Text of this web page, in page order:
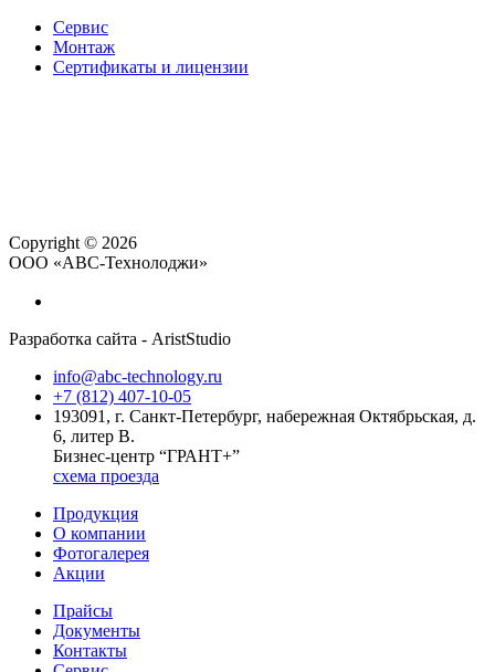
Сервис
Монтаж
Сертификаты и лицензии
Copyright © 2026
ООО «АВС-Технолоджи»
Разработка сайта - AristStudio
info@abc-technology.ru
+7 (812) 407-10-05
193091, г. Санкт-Петербург, набережная Октябрьская, д.
6, литер В.
Бизнес-центр “ГРАНТ+”
схема проезда
Продукция
О компании
Фотогалерея
Акции
Прайсы
Документы
Контакты